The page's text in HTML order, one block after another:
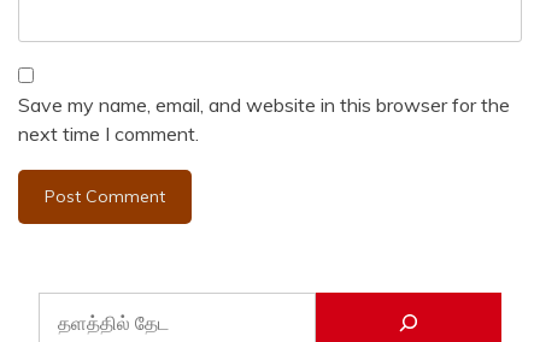
Save my name, email, and website in this browser for the
next time I comment.